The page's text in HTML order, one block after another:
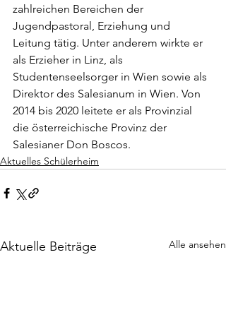
zahlreichen Bereichen der
Jugendpastoral, Erziehung und
Leitung tätig. Unter anderem wirkte er
als Erzieher in Linz, als
Studentenseelsorger in Wien sowie als
Direktor des Salesianum in Wien. Von
2014 bis 2020 leitete er als Provinzial
die österreichische Provinz der
Salesianer Don Boscos.
Aktuelles Schülerheim
Aktuelle Beiträge Alle ansehen